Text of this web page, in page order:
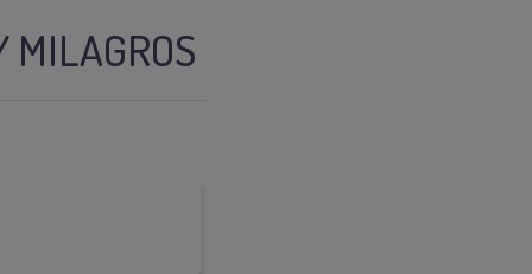
MILAGROS